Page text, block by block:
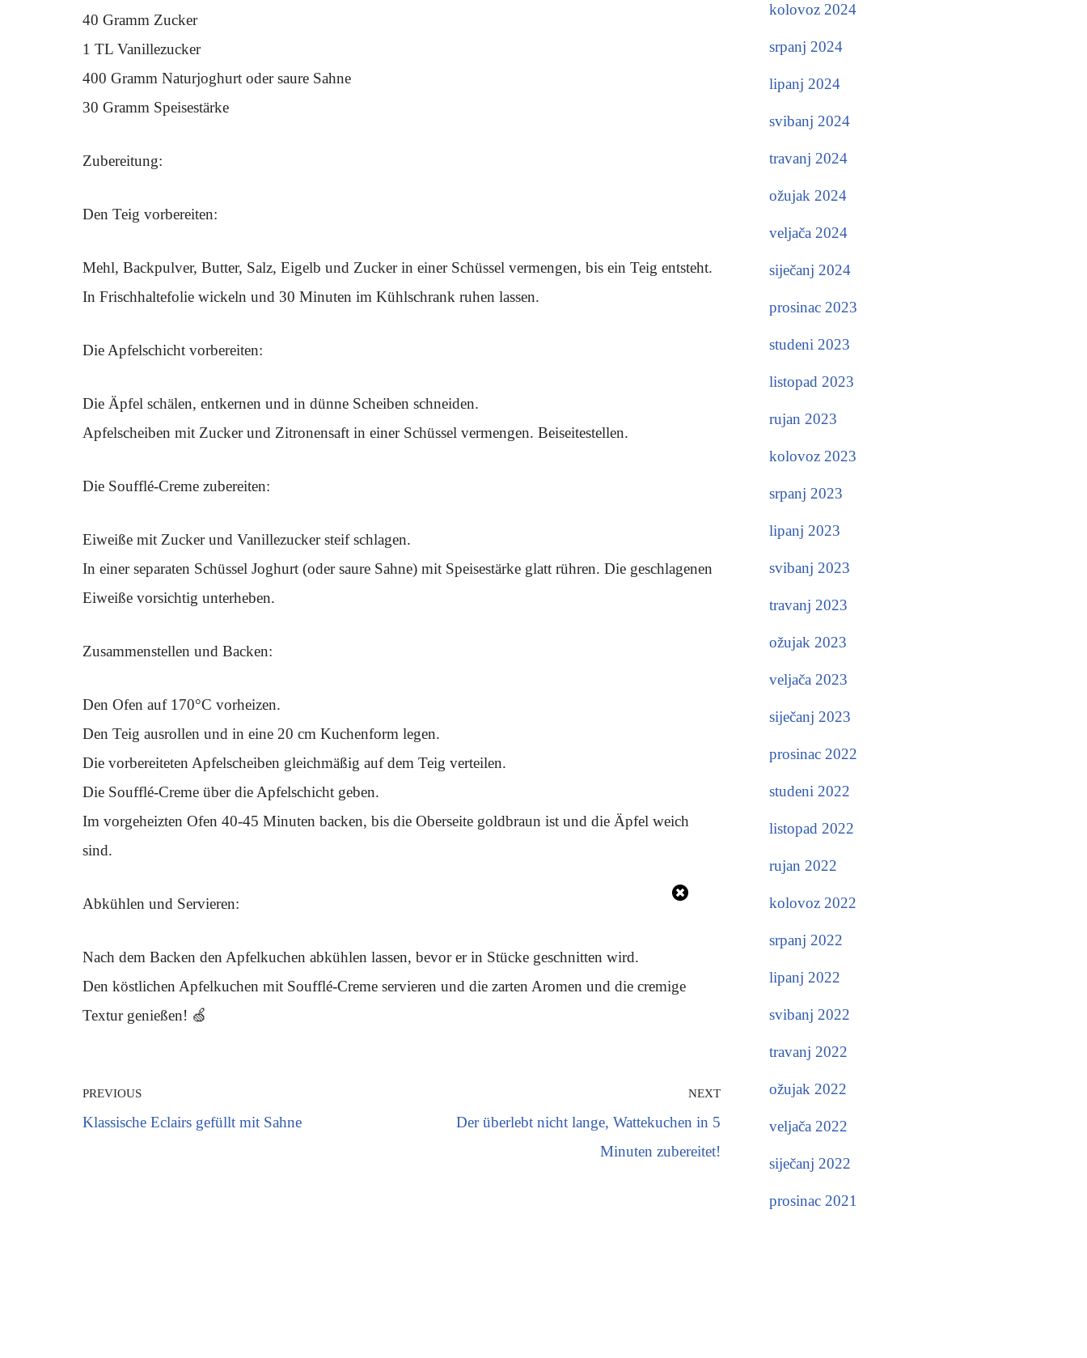
40 Gramm Zucker
1 TL Vanillezucker
400 Gramm Naturjoghurt oder saure Sahne
30 Gramm Speisestärke
Zubereitung:
Den Teig vorbereiten:
Mehl, Backpulver, Butter, Salz, Eigelb und Zucker in einer Schüssel vermengen, bis ein Teig entsteht.
In Frischhaltefolie wickeln und 30 Minuten im Kühlschrank ruhen lassen.
Die Apfelschicht vorbereiten:
Die Äpfel schälen, entkernen und in dünne Scheiben schneiden.
Apfelscheiben mit Zucker und Zitronensaft in einer Schüssel vermengen. Beiseitestellen.
Die Soufflé-Creme zubereiten:
Eiweiße mit Zucker und Vanillezucker steif schlagen.
In einer separaten Schüssel Joghurt (oder saure Sahne) mit Speisestärke glatt rühren. Die geschlagenen
Eiweiße vorsichtig unterheben.
Zusammenstellen und Backen:
Den Ofen auf 170°C vorheizen.
Den Teig ausrollen und in eine 20 cm Kuchenform legen.
Die vorbereiteten Apfelscheiben gleichmäßig auf dem Teig verteilen.
Die Soufflé-Creme über die Apfelschicht geben.
Im vorgeheizten Ofen 40-45 Minuten backen, bis die Oberseite goldbraun ist und die Äpfel weich
sind.
Abkühlen und Servieren:
Nach dem Backen den Apfelkuchen abkühlen lassen, bevor er in Stücke geschnitten wird.
Den köstlichen Apfelkuchen mit Soufflé-Creme servieren und die zarten Aromen und die cremige
Textur genießen! 🍏
PREVIOUS
Klassische Eclairs gefüllt mit Sahne
NEXT
Der überlebt nicht lange, Wattekuchen in 5
Minuten zubereitet!
kolovoz 2024
srpanj 2024
lipanj 2024
svibanj 2024
travanj 2024
ožujak 2024
veljača 2024
siječanj 2024
prosinac 2023
studeni 2023
listopad 2023
rujan 2023
kolovoz 2023
srpanj 2023
lipanj 2023
svibanj 2023
travanj 2023
ožujak 2023
veljača 2023
siječanj 2023
prosinac 2022
studeni 2022
listopad 2022
rujan 2022
kolovoz 2022
srpanj 2022
lipanj 2022
svibanj 2022
travanj 2022
ožujak 2022
veljača 2022
siječanj 2022
prosinac 2021